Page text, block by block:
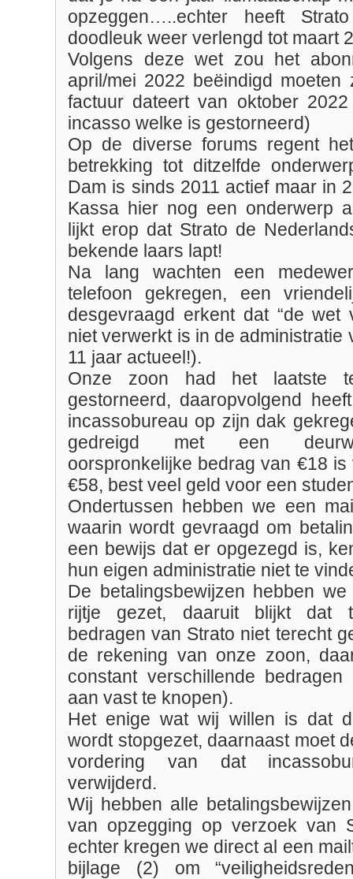
opzeggen…..echter heeft
doodleuk weer verlengd tot maart
Volgens deze wet zou het
april/mei 2022 beëindigd moeten
factuur dateert van oktober 2022
incasso welke is gestorneerd)
Op de diverse forums regent
betrekking tot ditzelfde
Dam is sinds 2011 actief maar in
Kassa hier nog een onderwerp
lijkt erop dat Strato de
bekende laars lapt!
Na lang wachten een
telefoon gekregen, een
desgevraagd erkent dat “de wet
niet verwerkt is in de administratie
11 jaar actueel!).
Onze zoon had het laatste
gestorneerd, daaropvolgend
incassobureau op zijn dak
gedreigd met een
oorspronkelijke bedrag van €18
€58, best veel geld voor een
Ondertussen hebben we een
waarin wordt gevraagd om
een bewijs dat er opgezegd is,
hun eigen administratie niet te
De betalingsbewijzen hebben
rijtje gezet, daaruit blijkt dat
bedragen van Strato niet terecht
de rekening van onze zoon,
constant verschillende
aan vast te knopen).
Het enige wat wij willen is dat
wordt stopgezet, daarnaast moet
vordering van dat
verwijderd.
Wij hebben alle
van opzegging op verzoek van
echter kregen we direct al een
bijlage (2) om